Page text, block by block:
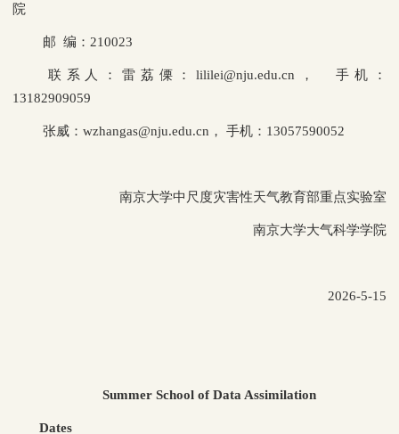
院
邮 编：210023
联系人：雷荔傈：lililei@nju.edu.cn， 手机：
13182909059
张威：wzhangas@nju.edu.cn， 手机：13057590052
南京大学中尺度灾害性天气教育部重点实验室
南京大学大气科学学院
2026-5-15
Summer School of Data Assimilation
Dates